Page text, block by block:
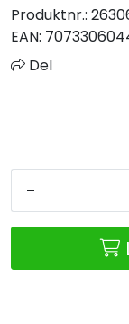
Produktnr.:
EAN:
Del
-
Outlet
Retur/